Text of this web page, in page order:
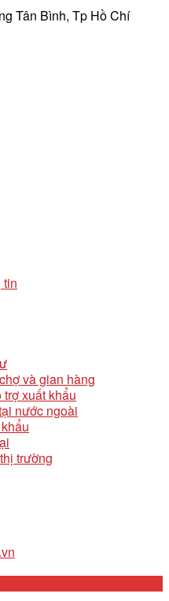
Tân Bình, Tp Hồ Chí
tin
và gian hàng
xuất khẩu
nước ngoài
trường